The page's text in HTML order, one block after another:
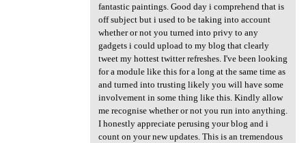
fantastic paintings. Good day i comprehend that is
off subject but i used to be taking into account
whether or not you turned into privy to any
gadgets i could upload to my blog that clearly
tweet my hottest twitter refreshes. I've been looking
for a module like this for a long at the same time as
and turned into trusting likely you will have some
involvement in some thing like this. Kindly allow
me recognise whether or not you run into anything.
I honestly appreciate perusing your blog and i
count on your new updates. This is an tremendous